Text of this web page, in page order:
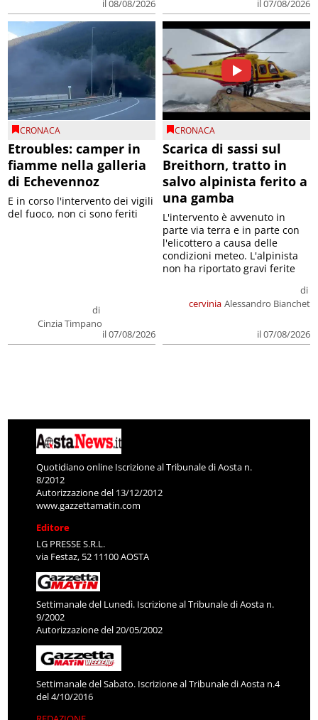
il 08/08/2026 il 07/08/2026
CRONACA
Etroubles: camper in
fiamme nella galleria
di Echevennoz
di
Cinzia Timpano
il 07/08/2026
E in corso l'intervento dei vigili
del fuoco, non ci sono feriti
CRONACA
Scarica di sassi sul
Breithorn, tratto in
salvo alpinista ferito a
una gamba
cervinia
di
Alessandro Bianchet
il 07/08/2026
L'intervento è avvenuto in
parte via terra e in parte con
l'elicottero a causa delle
condizioni meteo. L'alpinista
non ha riportato gravi ferite
Quotidiano online Iscrizione al Tribunale di Aosta n.
8/2012
Autorizzazione del 13/12/2012
www.gazzettamatin.com
Editore
LG PRESSE S.R.L.
via Festaz, 52 11100 AOSTA
Settimanale del Lunedì. Iscrizione al Tribunale di Aosta n.
9/2002
Autorizzazione del 20/05/2002
Settimanale del Sabato. Iscrizione al Tribunale di Aosta n.4
del 4/10/2016